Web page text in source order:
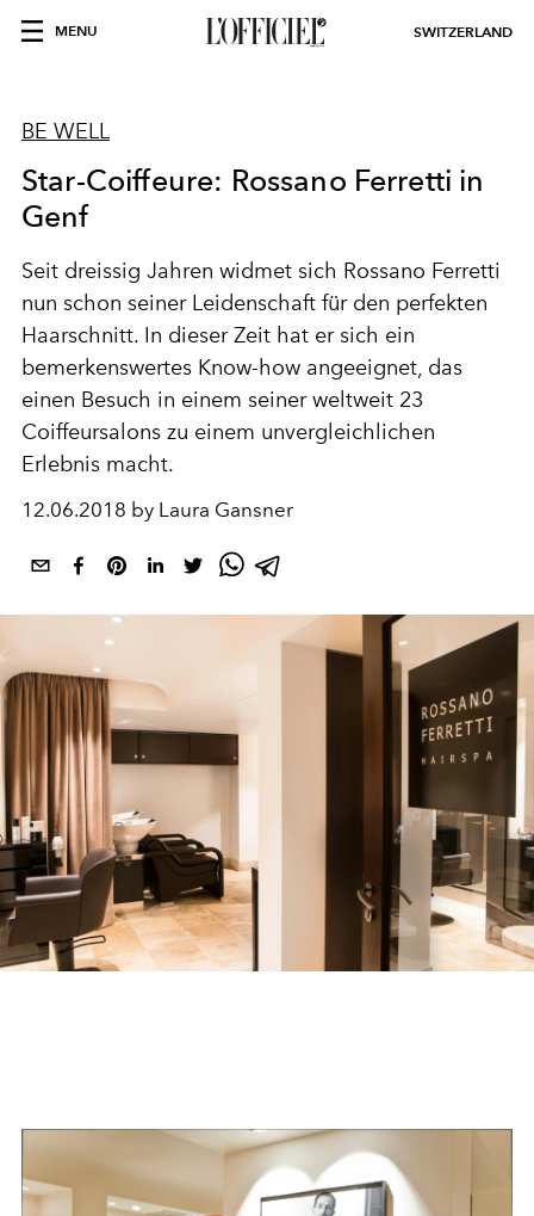
MENU SWITZERLAND
BE WELL
Star-Coiffeure: Rossano Ferretti in
Genf
Seit dreissig Jahren widmet sich Rossano Ferretti
nun schon seiner Leidenschaft für den perfekten
Haarschnitt. In dieser Zeit hat er sich ein
bemerkenswertes Know-how angeeignet, das
einen Besuch in einem seiner weltweit 23
Coiffeursalons zu einem unvergleichlichen
Erlebnis macht.
12.06.2018 by Laura Gansner